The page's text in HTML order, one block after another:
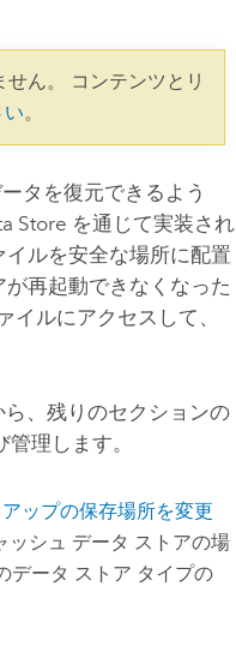
せん。 コンテンツとリ
。
タを復元できるよう
Store を通じて実装され
ルを安全な場所に配置
再起動できなくなった
イルにアクセスして、
ら、残りのセクションの
理します。
ップの保存場所を変更
ッシュ データ ストアの場
データ ストア タイプの